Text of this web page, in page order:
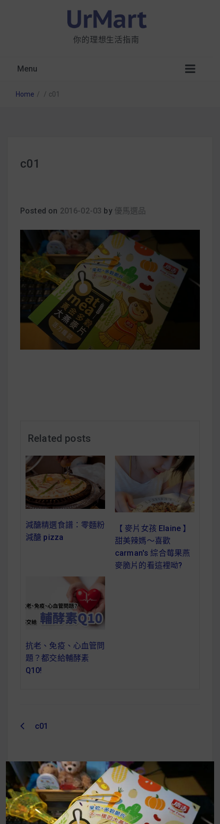
你的理想生活指南
Menu
析：成分、營養價值及其優缺點
簡單料理
健身重訓菜單
運動健身飲食建議
2020 年最新蛋白粉終極指南，讓你一次搞
清楚！
減醣食材推薦
減醣料理食譜
蔬食純素營養
純素料理食譜
Home / / c01
c01
Posted on 2016-02-03 by 優馬選品
Related posts
減醣精選食譜：零麵粉
減醣 pizza
【 麥片女孩 Elaine 】
甜美辣媽～喜歡
carman's 綜合莓果燕
麥脆片的看這裡呦?
抗老、免疫、心血管問
題？都交給輔酵素
Q10!
文
覽
c01